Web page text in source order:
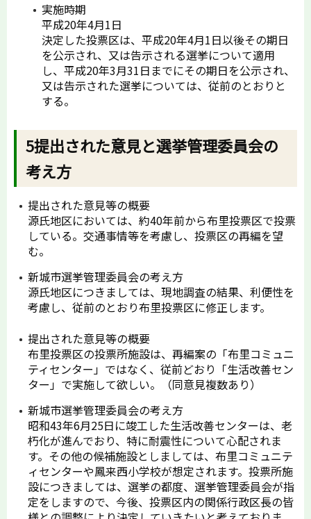
実施時期
平成20年4月1日
決定した投票区は、平成20年4月1日以後その期日
を公示され、又は告示される選挙について適用
し、平成20年3月31日までにその期日を公示され、
又は告示された選挙については、従前のとおりと
する。
5提出された意見と選挙管理委員会の
考え方
提出された意見等の概要
源氏地区においては、約40年前から布里投票区で投票
している。交通事情等を考慮し、投票区の再編を望
む。
新城市選挙管理委員会の考え方
源氏地区につきましては、現地調査の結果、利便性を
考慮し、従前のとおり布里投票区に修正します。
提出された意見等の概要
布里投票区の投票所施設は、再編案の「布里コミュニ
ティセンター」ではなく、従前どおり「生活改善セン
ター」で実施して欲しい。（同意見複数あり）
新城市選挙管理委員会の考え方
昭和43年6月25日に竣工した生活改善センターは、老
朽化が進んでおり、特に耐震性について心配されま
す。その他の候補施設としましては、布里コミュニテ
ィセンターや鳳来西小学校が想定されます。投票所施
設につきましては、選挙の都度、選挙管理委員会が指
定をしますので、今後、投票区内の関係行政区長の皆